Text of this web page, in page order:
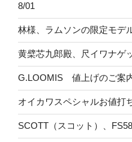
8/01
林様、ラムソンの限定モデ
黄檗芯九郎殿、尺イワナゲ
G.LOOMIS 値上げのご案内
オイカワスペシャルお値打
SCOTT（スコット）、